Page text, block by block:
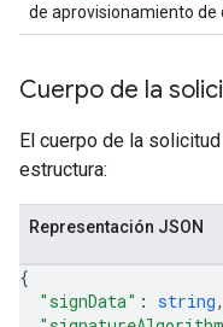
de aprovisionamiento de
Cuerpo de la
El cuerpo de la
estructura:
Representación JSON
{
"signData" : string,